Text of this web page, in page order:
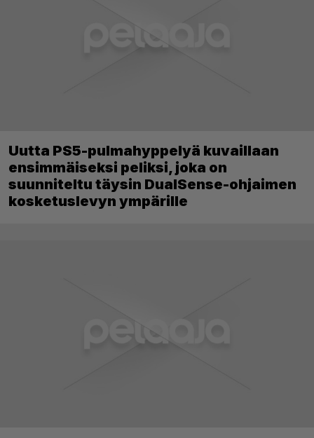
Uutta PS5-pulmahyppelyä kuvaillaan
ensimmäiseksi peliksi, joka on
suunniteltu täysin DualSense-ohjaimen
kosketuslevyn ympärille